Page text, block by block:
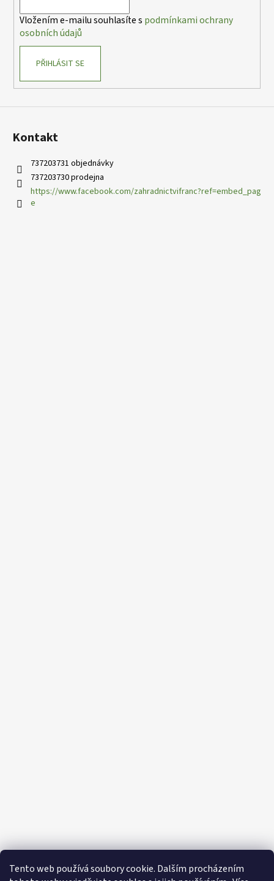
Tento web používá soubory cookie. Dalším procházením
Vložením e-mailu souhlasíte s podmínkami ochrany
osobních údajů
PŘIHLÁSIT SE
Kontakt
737203731 objednávky
737203730 prodejna
https://www.facebook.com/zahradnictvifranc?ref=embed_pag
e